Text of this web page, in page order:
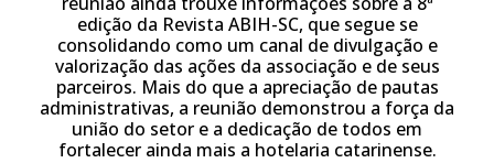
edição da Revista ABIH-SC, que segue se
consolidando como um canal de divulgação e
valorização das ações da associação e de seus
parceiros. Mais do que a apreciação de pautas
administrativas, a reunião demonstrou a força da
união do setor e a dedicação de todos em
fortalecer ainda mais a hotelaria catarinense.